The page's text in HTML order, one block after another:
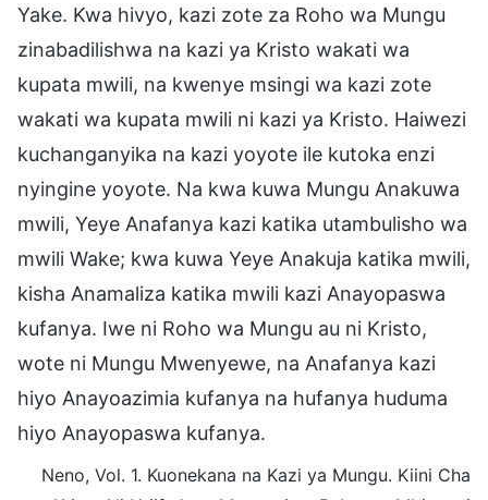
Yake. Kwa hivyo, kazi zote za Roho wa Mungu
zinabadilishwa na kazi ya Kristo wakati wa
kupata mwili, na kwenye msingi wa kazi zote
wakati wa kupata mwili ni kazi ya Kristo. Haiwezi
kuchanganyika na kazi yoyote ile kutoka enzi
nyingine yoyote. Na kwa kuwa Mungu Anakuwa
mwili, Yeye Anafanya kazi katika utambulisho wa
mwili Wake; kwa kuwa Yeye Anakuja katika mwili,
kisha Anamaliza katika mwili kazi Anayopaswa
kufanya. Iwe ni Roho wa Mungu au ni Kristo,
wote ni Mungu Mwenyewe, na Anafanya kazi
hiyo Anayoazimia kufanya na hufanya huduma
hiyo Anayopaswa kufanya.
Neno, Vol. 1. Kuonekana na Kazi ya Mungu. Kiini Cha